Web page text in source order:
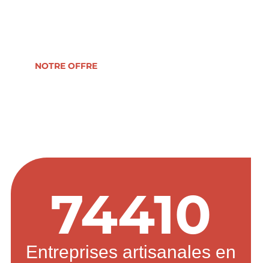
NOTRE OFFRE
74410
Entreprises artisanales en